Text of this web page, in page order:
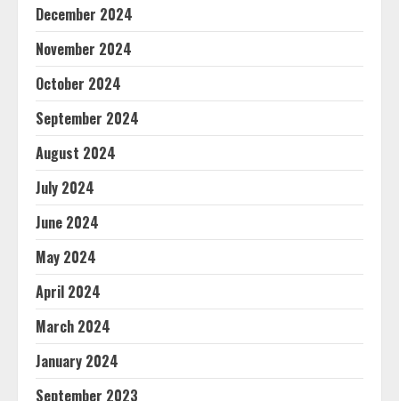
December 2024
November 2024
October 2024
September 2024
August 2024
July 2024
June 2024
May 2024
April 2024
March 2024
January 2024
September 2023